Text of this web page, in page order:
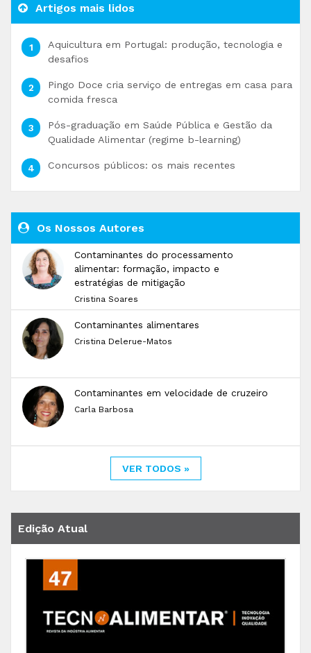
Artigos mais lidos
Aquicultura em Portugal: produção, tecnologia e
desafios
Pingo Doce cria serviço de entregas em casa para
comida fresca
Pós-graduação em Saúde Pública e Gestão da
Qualidade Alimentar (regime b-learning)
Concursos públicos: os mais recentes
Os Nossos Autores
Contaminantes do processamento
alimentar: formação, impacto e
estratégias de mitigação
Cristina Soares
Contaminantes alimentares
Cristina Delerue-Matos
Contaminantes em velocidade de cruzeiro
Carla Barbosa
VER TODOS »
Edição Atual